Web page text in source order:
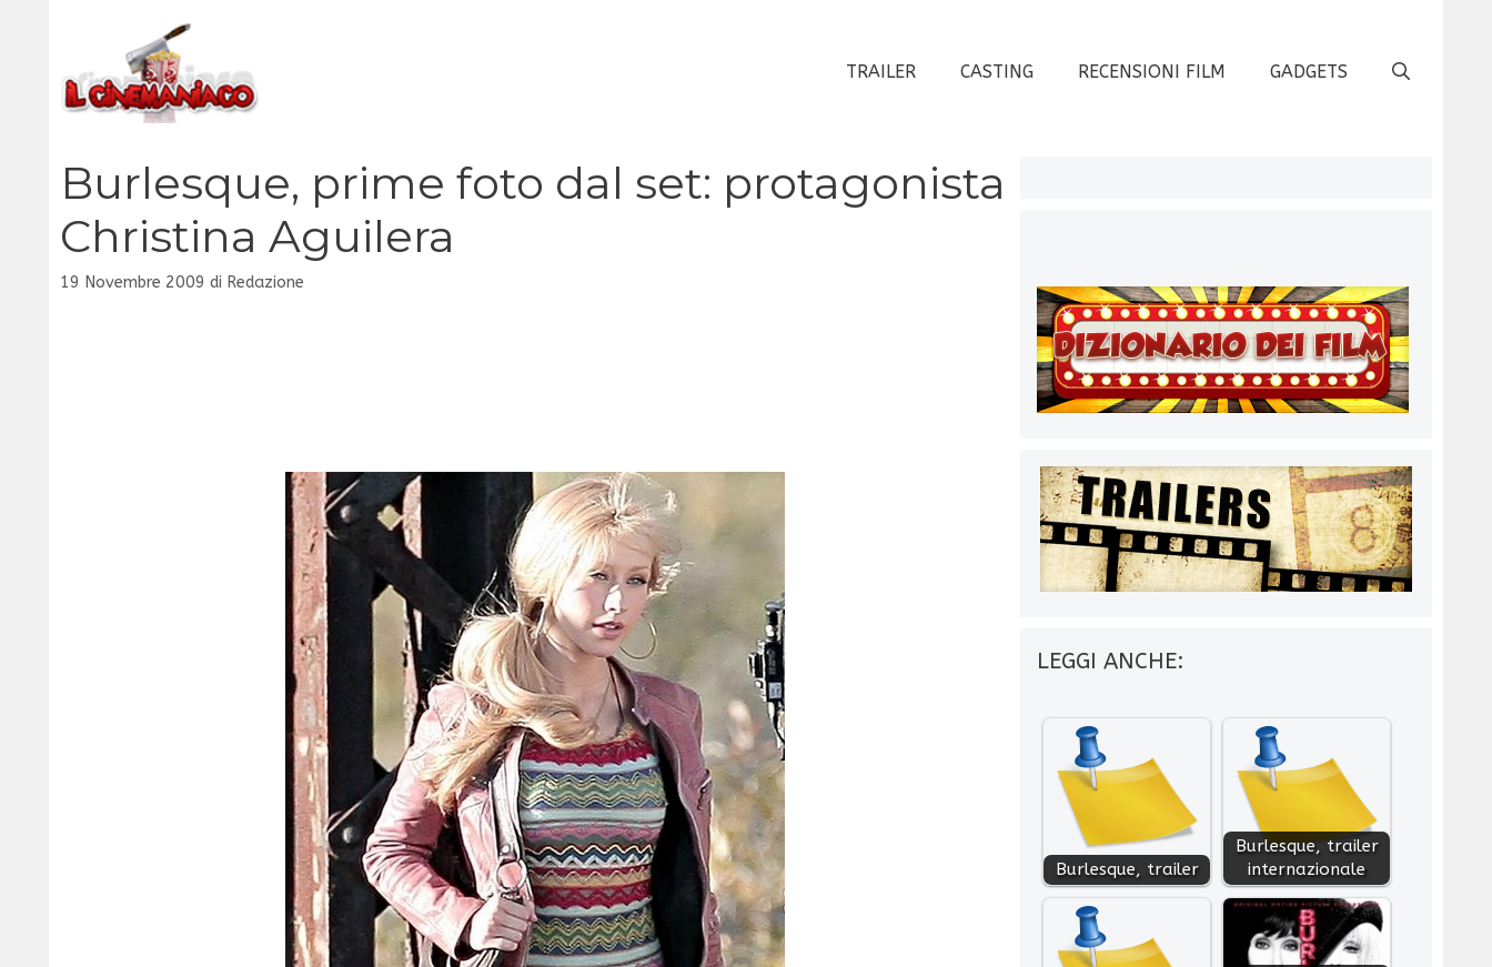
contenuto
TRAILER CASTING RECENSIONI FILM GADGETS
Burlesque, prime foto dal set: protagonista
Christina Aguilera
19 Novembre 2009 di Redazione
LEGGI ANCHE:
Burlesque, trailer
Burlesque, trailer
internazionale